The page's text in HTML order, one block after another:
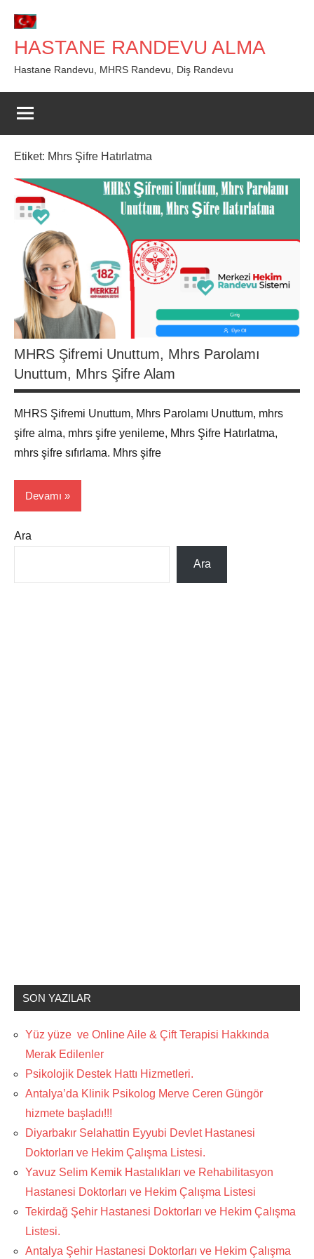
geç
HASTANE RANDEVU ALMA
Hastane Randevu, MHRS Randevu, Diş Randevu
Etiket: Mhrs Şifre Hatırlatma
MHRS Şifremi Unuttum, Mhrs Parolamı
Unuttum, Mhrs Şifre Alam
MHRS Şifremi Unuttum, Mhrs Parolamı Unuttum, mhrs
şifre alma, mhrs şifre yenileme, Mhrs Şifre Hatırlatma,
mhrs şifre sıfırlama. Mhrs şifre
Devamı
MHRS
Ara
Ara
SON YAZILAR
Yüz yüze ve Online Aile & Çift Terapisi Hakkında
Merak Edilenler
Psikolojik Destek Hattı Hizmetleri.
Antalya’da Klinik Psikolog Merve Ceren Güngör
hizmete başladı!!!
Diyarbakır Selahattin Eyyubi Devlet Hastanesi
Doktorları ve Hekim Çalışma Listesi.
Yavuz Selim Kemik Hastalıkları ve Rehabilitasyon
Hastanesi Doktorları ve Hekim Çalışma Listesi
Tekirdağ Şehir Hastanesi Doktorları ve Hekim Çalışma
Listesi.
Antalya Şehir Hastanesi Doktorları ve Hekim Çalışma